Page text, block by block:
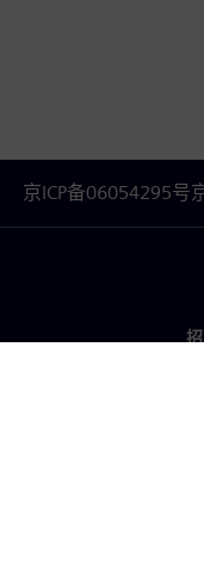
京ICP备06054295号